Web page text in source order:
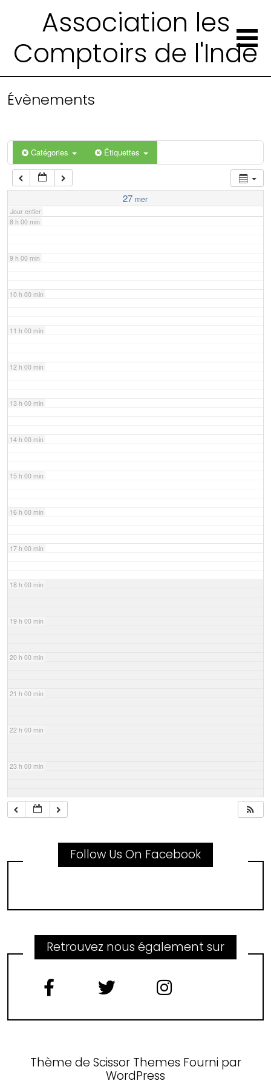
Association les
Comptoirs de l'Inde
Évènements
Catégories Étiquettes
27 mer
Jour entier
4 h 00 min
6 h 00 min
7 h 00 min
8 h 00 min
9 h 00 min
10 h 00 min
11 h 00 min
12 h 00 min
13 h 00 min
14 h 00 min
15 h 00 min
16 h 00 min
17 h 00 min
18 h 00 min
19 h 00 min
20 h 00 min
21 h 00 min
22 h 00 min
23 h 00 min
Follow Us On Facebook
Retrouvez nous également sur
Thème de Scissor Themes Fourni par
WordPress